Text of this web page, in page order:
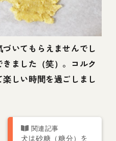
いてもらえませんでし
ました（笑）。コルク
しい時間を過ごしまし
犬は砂糖（糖分）を